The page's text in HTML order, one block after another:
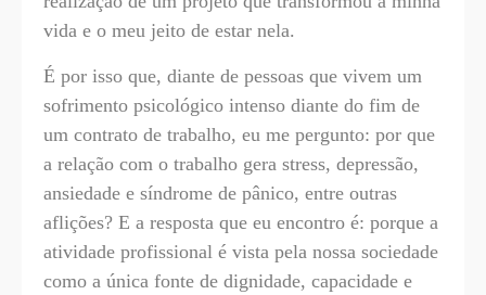
vida e o meu jeito de estar nela.
É por isso que, diante de pessoas que vivem um
sofrimento psicológico intenso diante do fim de
um contrato de trabalho, eu me pergunto: por que
a relação com o trabalho gera stress, depressão,
ansiedade e síndrome de pânico, entre outras
aflições? E a resposta que eu encontro é: porque a
atividade profissional é vista pela nossa sociedade
como a única fonte de dignidade, capacidade e